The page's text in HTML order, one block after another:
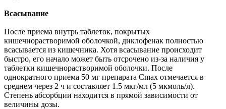
Всасывание
После приема внутрь таблеток, покрытых
кишечнорастворимой оболочкой, диклофенак полностью
всасывается из кишечника. Хотя всасывание происходит
быстро, его начало может быть отсрочено из-за наличия у
таблетки кишечнорастворимой оболочки. После
однократного приема 50 мг препарата Cmax отмечается в
среднем через 2 ч и составляет 1.5 мкг/мл (5 мкмоль/л).
Степень абсорбции находится в прямой зависимости от
величины дозы.